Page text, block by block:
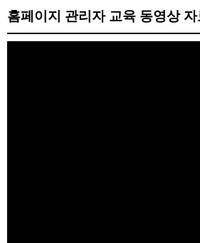
홈페이지 관리자 교육 동영상 자